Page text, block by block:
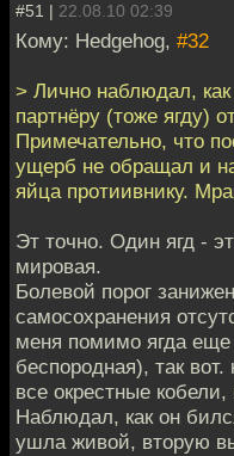
#51 | 22.08.10 02:39
Кому: Hedgehog, #32
> Лично наблюдал, как
партнёру (тоже ягду)
Примечательно, что
ущерб не обращал и
яйца протиивнику.
Эт точно. Один ягд -
мировая.
Болевой порог
самосохранения
меня помимо ягда еще
беспородная), так вот.
все окрестные
Наблюдал, как он
ушла живой, вторую